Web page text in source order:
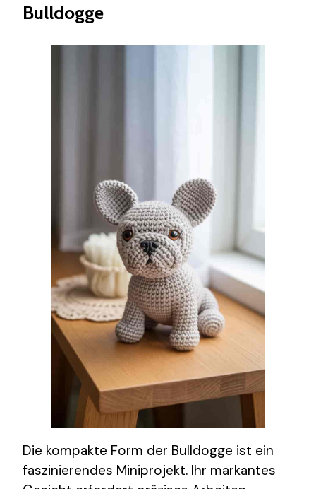
Bulldogge
Die kompakte Form der Bulldogge ist ein
faszinierendes Miniprojekt. Ihr markantes